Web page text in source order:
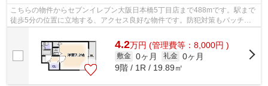
こちらの物件からセブンイレブン大阪日本橋5丁目店まで488mです。駅まで
徒歩5分の位置に立地する、アクセス良好な物件です。防犯対策もバッチリ
4.2万円 (管理費等：8,000円 )
敷金 0ヶ月 礼金 0ヶ月
9階 / 1R / 19.89㎡